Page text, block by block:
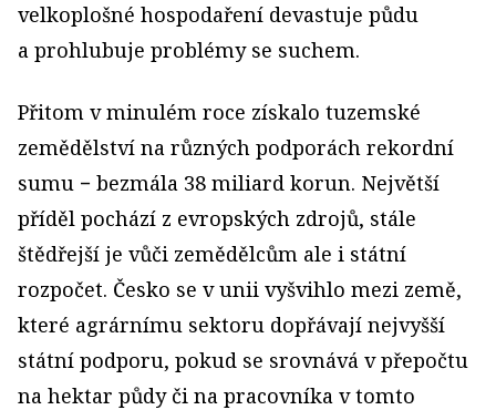
velkoplošné hospodaření devastuje půdu
a prohlubuje problémy se suchem.
Přitom v minulém roce získalo tuzemské
zemědělství na různých podporách rekordní
sumu − bezmála 38 miliard korun. Největší
příděl pochází z evropských zdrojů, stále
štědřejší je vůči zemědělcům ale i státní
rozpočet. Česko se v unii vyšvihlo mezi země,
které agrárnímu sektoru dopřávají nejvyšší
státní podporu, pokud se srovnává v přepočtu
na hektar půdy či na pracovníka v tomto